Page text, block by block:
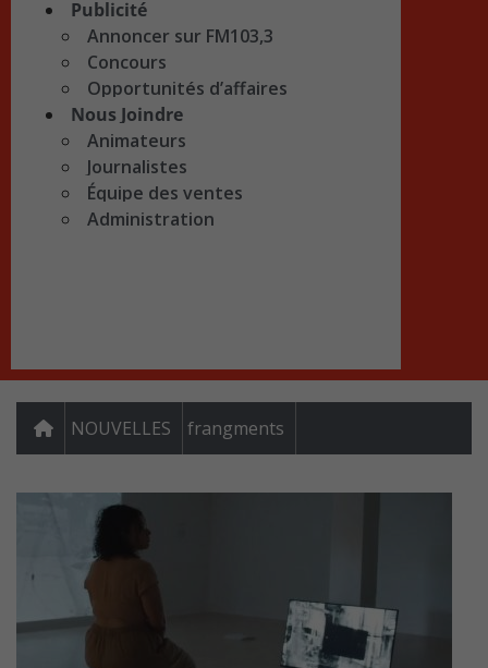
Publicité
Annoncer sur FM103,3
Concours
Opportunités d’affaires
Nous Joindre
Animateurs
Journalistes
Équipe des ventes
Administration
NOUVELLES frangments